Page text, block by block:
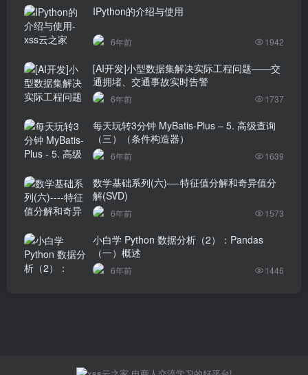
IPython的介绍与使用
6年前 1942
[AI开发]小型数据集解决实际工程问题——交
通拥堵、交通事故实时告警
6年前 1737
每天玩转3分钟 MyBatis-Plus – 5. 高级查询
（三）（条件构造器）
6年前 1639
数学基础系列(六)—-特征值分解和奇异值分
解(SVD)
6年前 1573
小白学 Python 数据分析（2）：Pandas
（一）概述
6年前 1446